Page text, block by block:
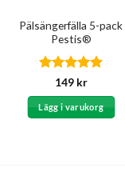
Pälsängerfälla 5-pack
Pestis®
Betygsatt
av 5
149 kr
Lägg i varukorg